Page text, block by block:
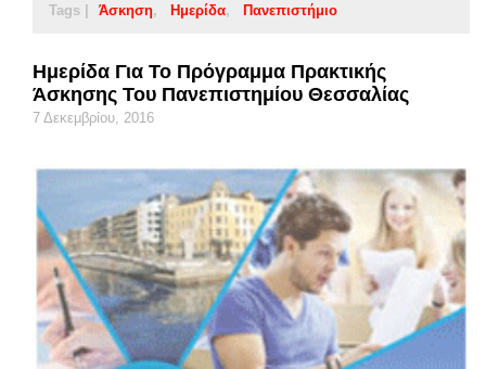
Tags | Άσκηση Ημερίδα Πανεπιστήμιο
Ημερίδα Για Το Πρόγραμμα Πρακτικής
Άσκησης Του Πανεπιστημίου Θεσσαλίας
7 Δεκεμβρίου, 2016